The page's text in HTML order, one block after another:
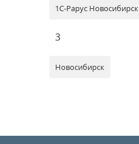
1С-Рарус Новосибирск
3
Новосибирск